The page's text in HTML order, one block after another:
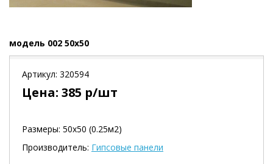
модель 002 50x50
Артикул: 320594
Цена: 385 р/шт
Размеры: 50х50 (0.25м2)
Производитель: Гипсовые панели